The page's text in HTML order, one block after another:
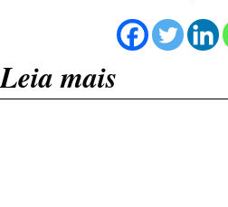
Leia mais